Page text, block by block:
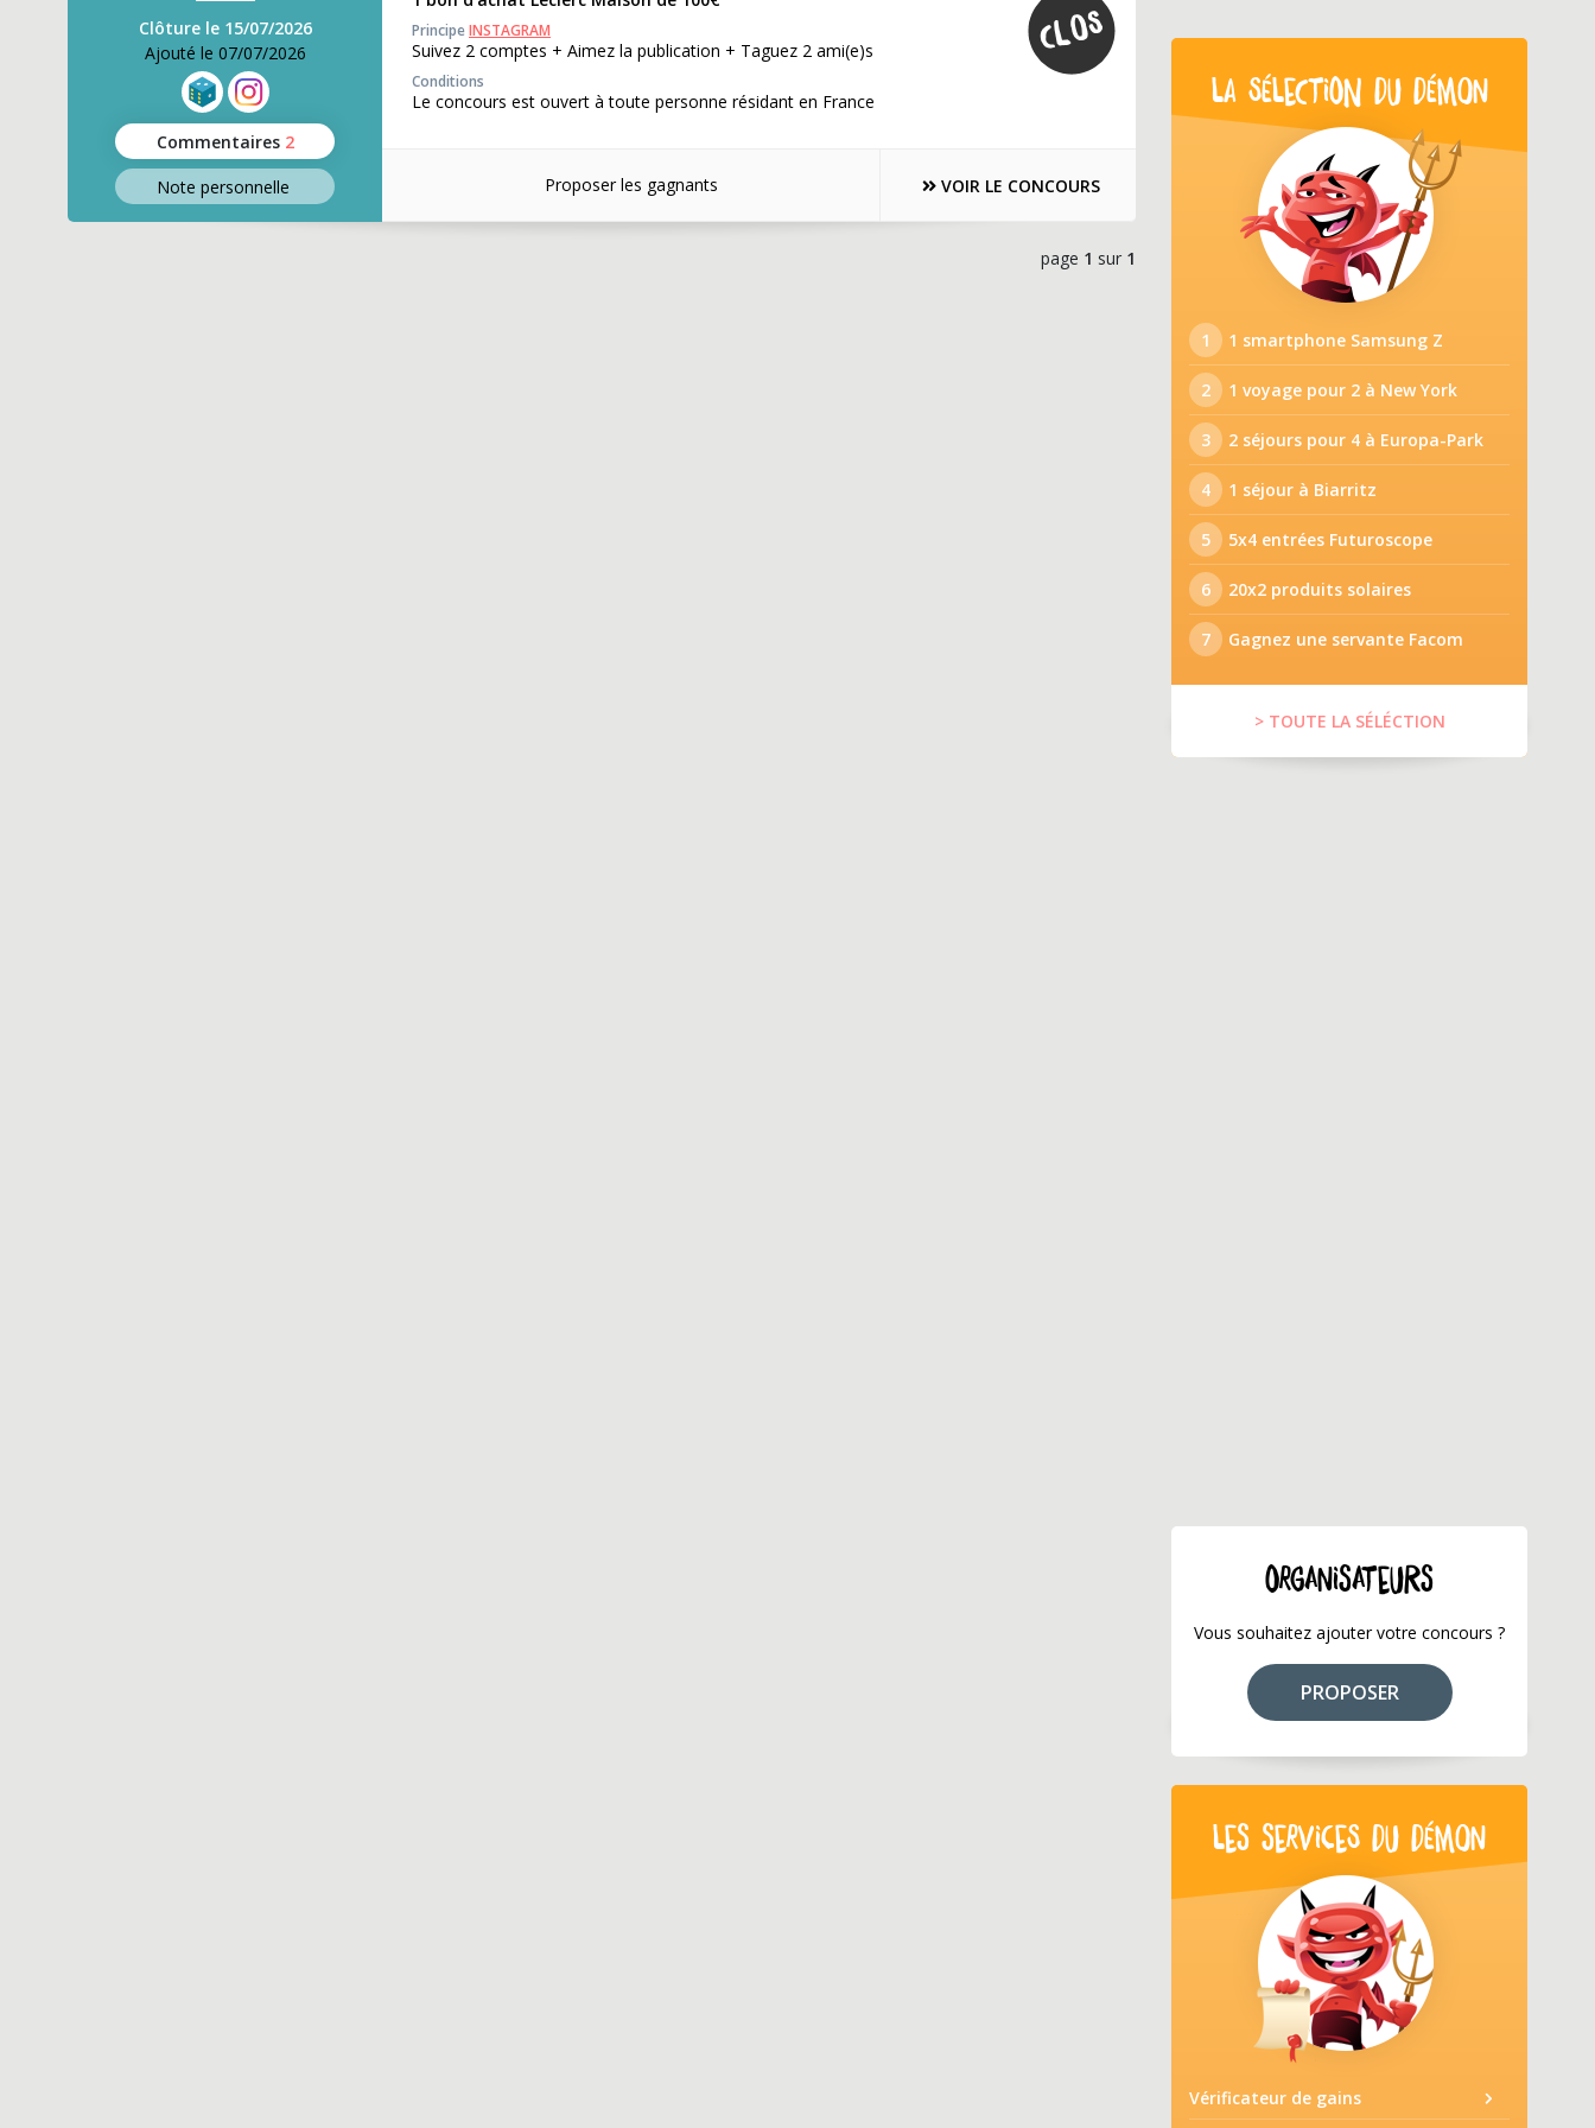
Clôture le 15/07/2026
Ajouté le 07/07/2026
Commentaires 2
Note personnelle
PrincipeINSTAGRAM
Suivez 2 comptes + Aimez la publication + Taguez 2 ami(e)s
Conditions
Le concours est ouvert à toute personne résidant en France
Proposer les gagnants VOIR LE CONCOURS
page 1 sur 1
LA SÉLECTION DU DÉMON
1 1 smartphone Samsung Z
2 1 voyage pour 2 à New York
3 2 séjours pour 4 à Europa-Park
4 1 séjour à Biarritz
5 5x4 entrées Futuroscope
6 20x2 produits solaires
7 Gagnez une servante Facom
> TOUTE LA SÉLÉCTION
ORGANISATEURS
Vous souhaitez ajouter votre concours ?
PROPOSER
LES SERVICES DU DÉMON
Vérificateur de gains